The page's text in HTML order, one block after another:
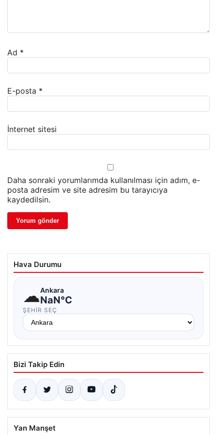
Ad *
E-posta *
İnternet sitesi
Daha sonraki yorumlarımda kullanılması için adım, e-
posta adresim ve site adresim bu tarayıcıya
kaydedilsin.
Hava Durumu
☁Ankara
NaN°C
ŞEHIR SEÇ
Bizi Takip Edin
Yan Manşet